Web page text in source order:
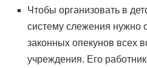
Чтобы организовать в
систему слежения нужно
законных опекунов всех
учреждения. Его